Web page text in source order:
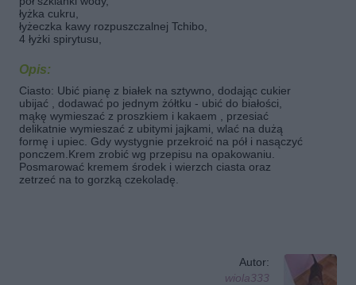
łyżka cukru,
łyżeczka kawy rozpuszczalnej Tchibo,
4 łyżki spirytusu,
Opis:
Ciasto: Ubić pianę z białek na sztywno, dodając cukier
ubijać , dodawać po jednym żółtku - ubić do białości,
mąkę wymieszać z proszkiem i kakaem , przesiać
delikatnie wymieszać z ubitymi jajkami, wlać na dużą
formę i upiec. Gdy wystygnie przekroić na pół i nasączyć
ponczem.Krem zrobić wg przepisu na opakowaniu.
Posmarować kremem środek i wierzch ciasta oraz
zetrzeć na to gorzką czekoladę.
Autor:
wiola333